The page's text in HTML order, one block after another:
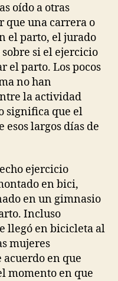
oído a otras
que una carrera o
el parto, el jurado
si el ejercicio
el parto. Los pocos
no han
la actividad
significa que el
largos días de
ejercicio
en bici,
en un gimnasio
Incluso
llegó en bicicleta al
mujeres
en que
momento en que